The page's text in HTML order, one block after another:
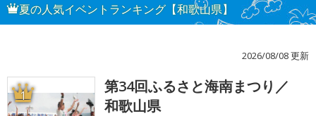
夏の人気イベントランキング【和歌山県】
2026/08/08 更新
1
第34回ふるさと海南まつり／
和歌山県